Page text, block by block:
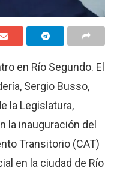
en Río Segundo. El
Sergio Busso,
la Legislatura,
la inauguración del
Transitorio (CAT)
en la ciudad de Río